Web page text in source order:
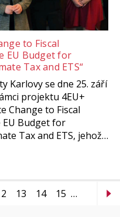
to Fiscal
EU Budget for
Tax and ETS“
Karlovy se dne 25. září
projektu 4EU+
Change to Fiscal
Budget for
Tax and ETS, jehož…
13 14 15 …